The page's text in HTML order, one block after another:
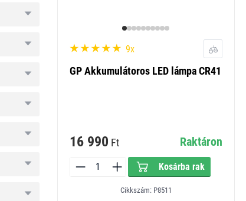
9x
GP Akkumulátoros LED lámpa CR41
16 990 Ft Raktáron
Kosárba rak
Cikkszám: P8511